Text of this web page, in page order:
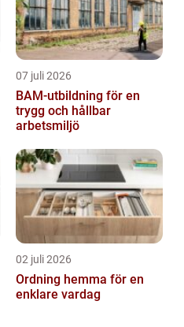
07 juli 2026
BAM-utbildning för en
trygg och hållbar
arbetsmiljö
02 juli 2026
Ordning hemma för en
enklare vardag